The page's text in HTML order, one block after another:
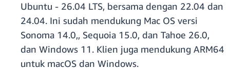
Ubuntu - 26.04 LTS, bersama dengan 22.04 dan
24.04. Ini sudah mendukung Mac OS versi
Sonoma 14.0,, Sequoia 15.0, dan Tahoe 26.0,
dan Windows 11. Klien juga mendukung ARM64
untuk macOS dan Windows.